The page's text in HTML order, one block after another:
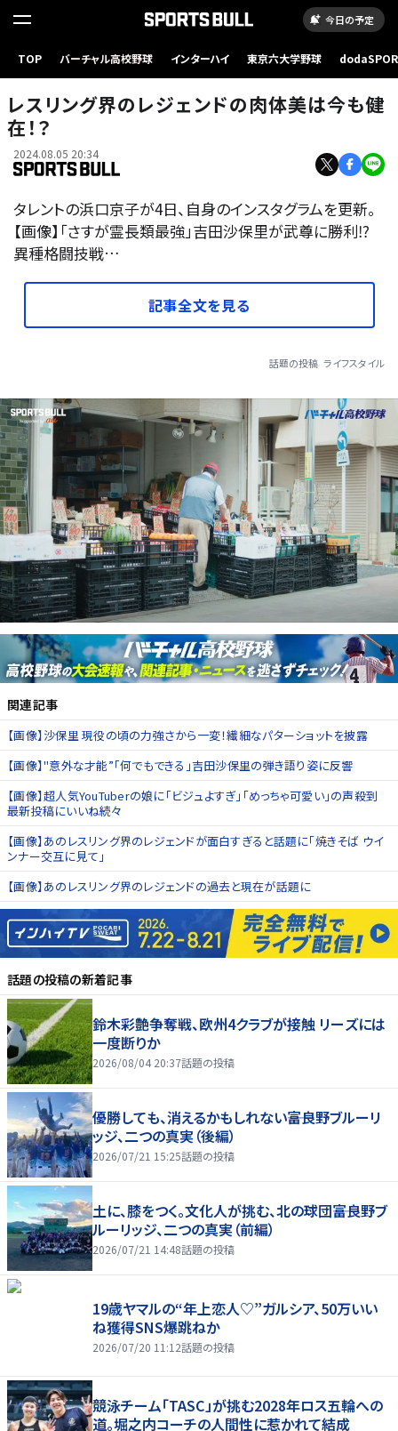
今日の予定
TOP バーチャル高校野球 インターハイ 東京六大学野球
レスリング界のレジェンドの肉体美は今も健
在！？
2024.08.05 20:34
タレントの浜口京子が4日、自身のインスタグラムを更新。
【画像】「さすが霊長類最強」吉田沙保里が武尊に勝利⁉
異種格闘技戦…
記事全文を見る
話題の投稿 ライフスタイル
関連記事
【画像】沙保里 現役の頃の力強さから一変！繊細なパターショットを披露
【画像】"意外な才能”「何でもできる」吉田沙保里の弾き語り姿に反響
【画像】超人気YouTuberの娘に「ビジュよすぎ」「めっちゃ可愛い」の声殺到
最新投稿にいいね続々
【画像】あのレスリング界のレジェンドが面白すぎると話題に「焼きそば ウイ
ンナー交互に見て」
【画像】あのレスリング界のレジェンドの過去と現在が話題に
話題の投稿の新着記事
鈴木彩艶争奪戦、欧州4クラブが接触 リーズには
一度断りか
2026/08/04 20:37話題の投稿
優勝しても、消えるかもしれない――富良野ブルーリ
ッジ、二つの真実（後編）
2026/07/21 15:25話題の投稿
土に、膝をつく。文化人が挑む、北の球団――富良野ブ
ルーリッジ、二つの真実（前編）
2026/07/21 14:48話題の投稿
19歳ヤマルの“年上恋人♡”ガルシア、50万いい
ね獲得SNS爆跳ねか
2026/07/20 11:12話題の投稿
競泳チーム「TASC」が挑む2028年ロス五輪への
道。堀之内コーチの人間性に惹かれて結成